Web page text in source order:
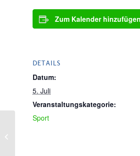
Zum Kalender hinzufügen
DETAILS
Datum:
5. Juli
Veranstaltungskategorie:
Sport